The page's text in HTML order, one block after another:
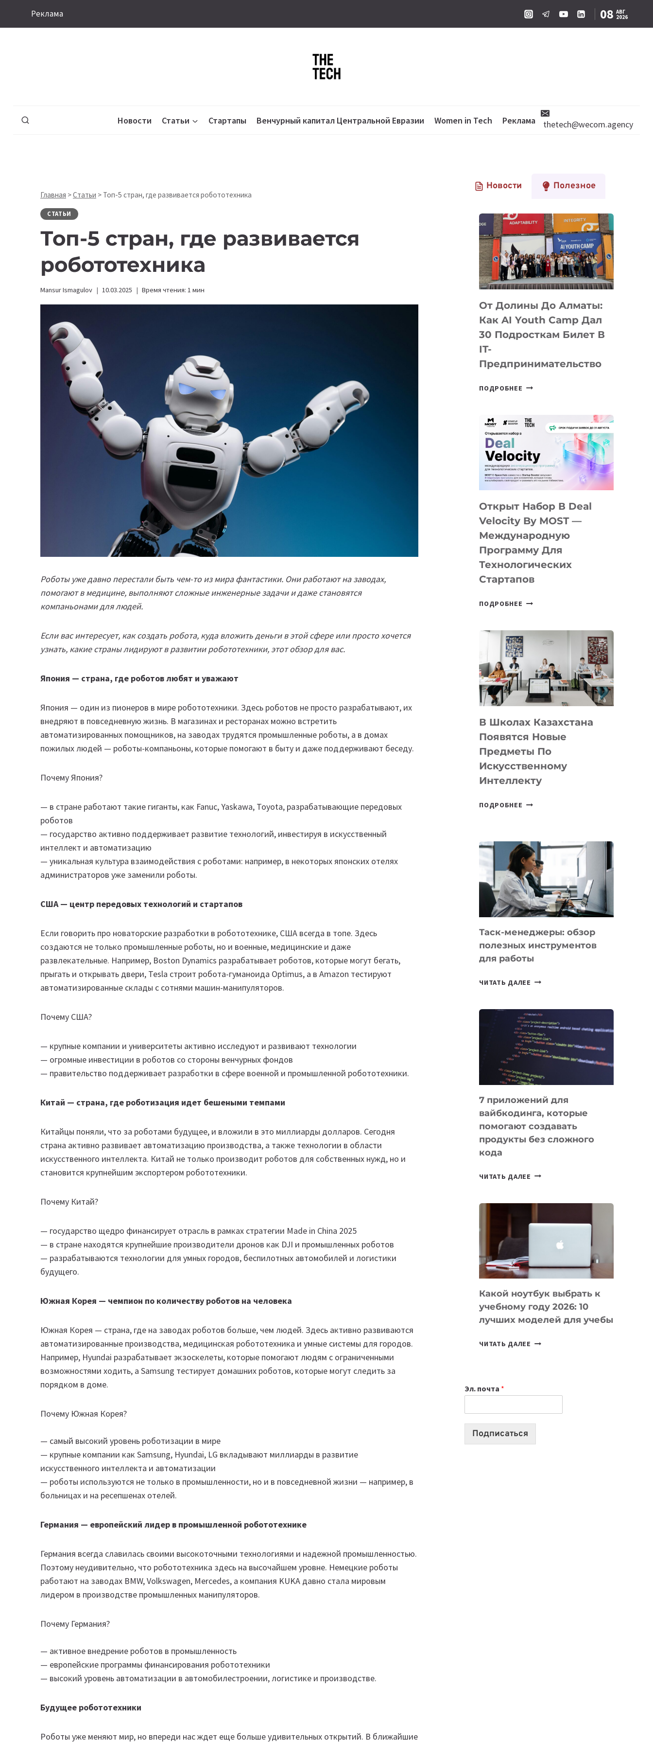
Реклама 08 АВГ
2026
Новости Статьи Стартапы Венчурный капитал Центральной Евразии Women in Tech Реклама thetech@wecom.agency
Главная >Статьи > Топ-5 стран, где развивается робототехника
СТАТЬИ
Топ-5 стран, где развивается
робототехника
Mansur Ismagulov 10.03.2025 Время чтения: 1 мин
Роботы уже давно перестали быть чем-то из мира фантастики. Они работают на заводах,
помогают в медицине, выполняют сложные инженерные задачи и даже становятся
компаньонами для людей.
Если вас интересует, как создать робота, куда вложить деньги в этой сфере или просто хочется
узнать, какие страны лидируют в развитии робототехники, этот обзор для вас.
Япония — страна, где роботов любят и уважают
Япония — один из пионеров в мире робототехники. Здесь роботов не просто разрабатывают, их
внедряют в повседневную жизнь. В магазинах и ресторанах можно встретить
автоматизированных помощников, на заводах трудятся промышленные роботы, а в домах
пожилых людей — роботы-компаньоны, которые помогают в быту и даже поддерживают беседу.
Почему Япония?
— в стране работают такие гиганты, как Fanuc, Yaskawa, Toyota, разрабатывающие передовых
роботов
— государство активно поддерживает развитие технологий, инвестируя в искусственный
интеллект и автоматизацию
— уникальная культура взаимодействия с роботами: например, в некоторых японских отелях
администраторов уже заменили роботы.
США — центр передовых технологий и стартапов
Если говорить про новаторские разработки в робототехнике, США всегда в топе. Здесь
создаются не только промышленные роботы, но и военные, медицинские и даже
развлекательные. Например, Boston Dynamics разрабатывает роботов, которые могут бегать,
прыгать и открывать двери, Tesla строит робота-гуманоида Optimus, а в Amazon тестируют
автоматизированные склады с сотнями машин-манипуляторов.
Почему США?
— крупные компании и университеты активно исследуют и развивают технологии
— огромные инвестиции в роботов со стороны венчурных фондов
— правительство поддерживает разработки в сфере военной и промышленной робототехники.
Китай — страна, где роботизация идет бешеными темпами
Китайцы поняли, что за роботами будущее, и вложили в это миллиарды долларов. Сегодня
страна активно развивает автоматизацию производства, а также технологии в области
искусственного интеллекта. Китай не только производит роботов для собственных нужд, но и
становится крупнейшим экспортером робототехники.
Почему Китай?
— государство щедро финансирует отрасль в рамках стратегии Made in China 2025
— в стране находятся крупнейшие производители дронов как DJI и промышленных роботов
— разрабатываются технологии для умных городов, беспилотных автомобилей и логистики
будущего.
Южная Корея — чемпион по количеству роботов на человека
Южная Корея — страна, где на заводах роботов больше, чем людей. Здесь активно развиваются
автоматизированные производства, медицинская робототехника и умные системы для городов.
Например, Hyundai разрабатывает экзоскелеты, которые помогают людям с ограниченными
возможностями ходить, а Samsung тестирует домашних роботов, которые могут следить за
порядком в доме.
Почему Южная Корея?
— самый высокий уровень роботизации в мире
— крупные компании как Samsung, Hyundai, LG вкладывают миллиарды в развитие
искусственного интеллекта и автоматизации
— роботы используются не только в промышленности, но и в повседневной жизни — например, в
больницах и на ресепшенах отелей.
Германия — европейский лидер в промышленной робототехнике
Германия всегда славилась своими высокоточными технологиями и надежной промышленностью.
Поэтому неудивительно, что робототехника здесь на высочайшем уровне. Немецкие роботы
работают на заводах BMW, Volkswagen, Mercedes, а компания KUKA давно стала мировым
лидером в производстве промышленных манипуляторов.
Почему Германия?
— активное внедрение роботов в промышленность
— европейские программы финансирования робототехники
— высокий уровень автоматизации в автомобилестроении, логистике и производстве.
Будущее робототехники
Роботы уже меняют мир, но впереди нас ждет еще больше удивительных открытий. В ближайшие
Новости Полезное
От Долины До Алматы:
Как AI Youth Camp Дал
30 Подросткам Билет В
IT-
Предпринимательство
ПОДРОБНЕЕ ОТ
АЛМАТЫ:
YOUTH
CAMP
ДАЛ
ПОДРОСТКАМ
БИЛЕТ
IT-
ПРЕДПРИНИМАТЕЛЬСТВО
Открыт Набор В Deal
Velocity By MOST —
Международную
Программу Для
Технологических
Стартапов
ПОДРОБНЕЕ ОТКРЫТ
DEAL
VELOCITY
MOST
—
МЕЖДУНАРОДНУЮ
ДЛЯ
ТЕХНОЛОГИЧЕСКИХ
СТАРТАПОВ
В Школах Казахстана
Появятся Новые
Предметы По
Искусственному
Интеллекту
ПОДРОБНЕЕ
НОВЫЕ
ПРЕДМЕТЫ
ПО
ИСКУССТВЕННОМУ
ИНТЕЛЛЕКТУ
Таск-менеджеры: обзор
полезных инструментов
для работы
ЧИТАТЬ ДАЛЕЕ ТАСК-
ПОЛЕЗНЫХ
ИНСТРУМЕНТОВ
ДЛЯ
РАБОТЫ
7 приложений для
вайбкодинга, которые
помогают создавать
продукты без сложного
кода
ЧИТАТЬ ДАЛЕЕ
КОТОРЫЕ
СОЗДАВАТЬ
БЕЗ
КОДА
Какой ноутбук выбрать к
учебному году 2026: 10
лучших моделей для учебы
ЧИТАТЬ ДАЛЕЕ КАКОЙ
2026:
10
Эл. почта *
Подписаться